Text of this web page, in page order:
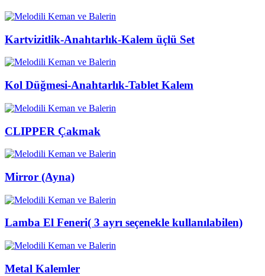
Kartvizitlik-Anahtarlık-Kalem üçlü Set
Kol Düğmesi-Anahtarlık-Tablet Kalem
CLIPPER Çakmak
Mirror (Ayna)
Lamba El Feneri( 3 ayrı seçenekle kullanılabilen)
Metal Kalemler